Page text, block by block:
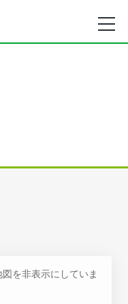
を非表示にしていま